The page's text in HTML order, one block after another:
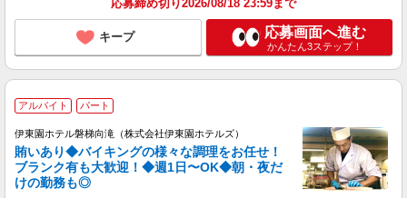
応募締め切り2026/08/18 23:59まで
キープ 応募画面へ進む
かんたん3ステップ！
アルバイト パート
伊東園ホテル磐梯向滝（株式会社伊東園ホテルズ）
賄いあり◆バイキングの様々な調理をお任せ！
ブランク有も大歓迎！◆週1日〜OK◆朝・夜だ
けの勤務も◎